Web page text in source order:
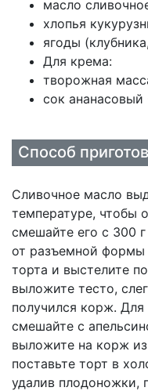
масло
хлопья
ягоды
Для крема:
творожная
сок
Способ
Сливочное масло
температуре, чтобы
смешайте его с 300
от разъемной формы
торта и выстелите
выложите тесто,
получился корж.
смешайте с
выложите на корж
поставьте торт в
удалив плодоножки,